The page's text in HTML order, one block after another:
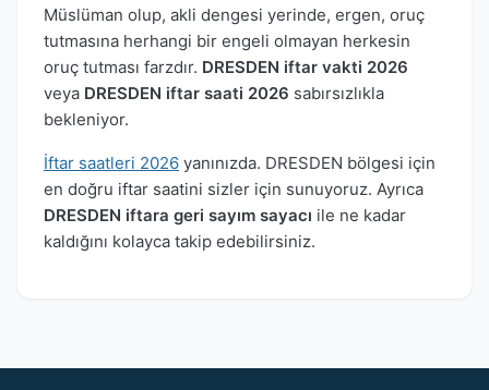
Müslüman olup, akli dengesi yerinde, ergen, oruç
tutmasına herhangi bir engeli olmayan herkesin
oruç tutması farzdır. DRESDEN iftar vakti 2026
veya DRESDEN iftar saati 2026 sabırsızlıkla
bekleniyor.
İftar saatleri 2026 yanınızda. DRESDEN bölgesi için
en doğru iftar saatini sizler için sunuyoruz. Ayrıca
DRESDEN iftara geri sayım sayacı ile ne kadar
kaldığını kolayca takip edebilirsiniz.